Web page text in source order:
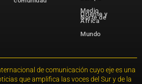
Medio
Oriente y
Norte de
África
Mundo
de comunicación cuyo eje es una
que amplifica las voces del Sur y de la